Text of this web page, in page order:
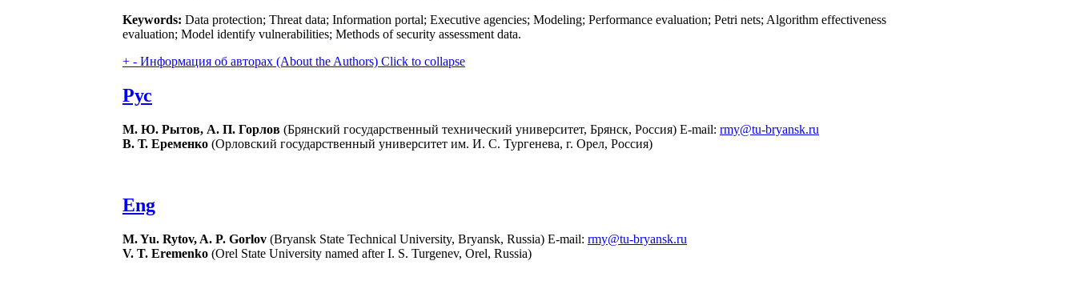
Keywords: Data protection; Threat data; Information portal; Executive agencies; Modeling; Performance evaluation; Petri nets; Algorithm effectiveness
evaluation; Model identify vulnerabilities; Methods of security assessment data.
+ - Информация об авторах (About the Authors) Click to collapse
Рус
М. Ю. Рытов, А. П. Горлов (Брянский государственный технический университет, Брянск, Россия) E-mail: rmy@tu-bryansk.ru
В. Т. Еременко (Орловский государственный университет им. И. С. Тургенева, г. Орел, Россия)
Eng
M. Yu. Rytov, A. P. Gorlov (Bryansk State Technical University, Bryansk, Russia) E-mail: rmy@tu-bryansk.ru
V. T. Eremenko (Orel State University named after I. S. Turgenev, Orel, Russia)